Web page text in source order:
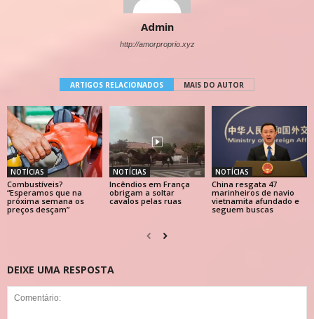
Admin
http://amorproprio.xyz
ARTIGOS RELACIONADOS MAIS DO AUTOR
NOTÍCIAS
Combustíveis?
“Esperamos que na
próxima semana os
preços desçam”
NOTÍCIAS
Incêndios em França
obrigam a soltar
cavalos pelas ruas
NOTÍCIAS
China resgata 47
marinheiros de navio
vietnamita afundado e
seguem buscas
DEIXE UMA RESPOSTA